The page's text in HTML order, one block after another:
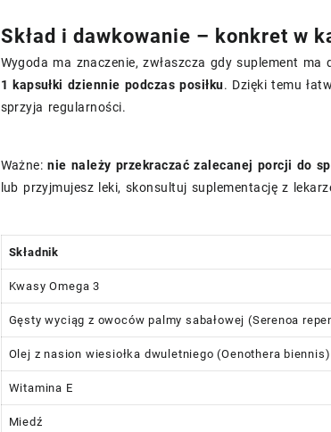
Skład i dawkowanie – konkret w
Wygoda ma znaczenie, zwłaszcza gdy suplement
1 kapsułki dziennie podczas posiłku. Dzięki temu
sprzyja regularności.
Ważne:nie należy przekraczać zalecanej porcji do
lub przyjmujesz leki, skonsultuj suplementację z
Składnik
Kwasy Omega 3
Gęsty wyciąg z owoców palmy sabałowej (Serenoa
Olej z nasion wiesiołka dwuletniego (Oenothera biennis)
Witamina E
Miedź